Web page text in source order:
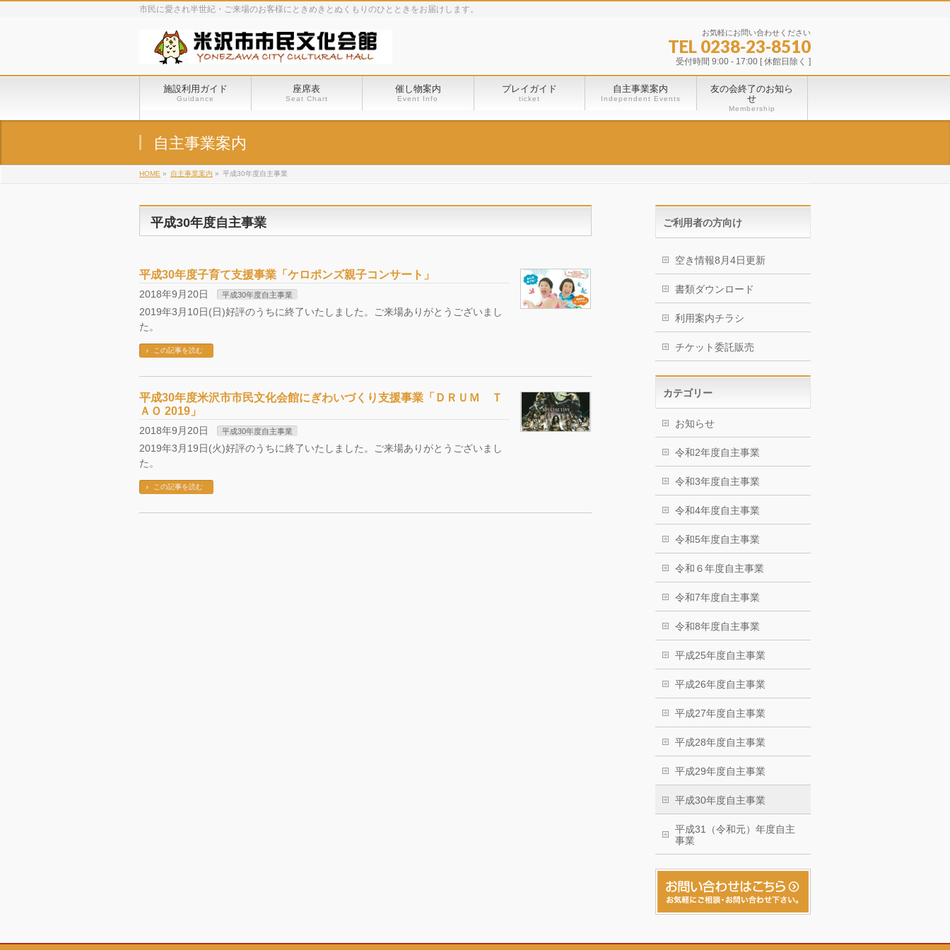
市民に愛され半世紀・ご来場のお客様にときめきとぬくもりのひとときをお届けします。
お気軽にお問い合わせください
TEL 0238-23-8510
受付時間 9:00 - 17:00 [ 休館日除く ]
施設利用ガイド
Guidance
座席表
Seat Chart
催し物案内
Event Info
プレイガイド
ticket
自主事業案内
Independent Events
友の会終了のお知ら
せ
Membership
自主事業案内
HOME » 自主事業案内 » 平成30年度自主事業
平成30年度自主事業
平成30年度子育て支援事業「ケロポンズ親子コンサート」
2018年9月20日 平成30年度自主事業
2019年3月10日(日)好評のうちに終了いたしました。ご来場ありがとうございまし
た。
この記事を読む
平成30年度米沢市市民文化会館にぎわいづくり支援事業「ＤＲＵＭ Ｔ
ＡＯ 2019」
2018年9月20日 平成30年度自主事業
2019年3月19日(火)好評のうちに終了いたしました。ご来場ありがとうございまし
た。
この記事を読む
ご利用者の方向け
空き情報8月4日更新
書類ダウンロード
利用案内チラシ
チケット委託販売
カテゴリー
お知らせ
令和2年度自主事業
令和3年度自主事業
令和4年度自主事業
令和5年度自主事業
令和６年度自主事業
令和7年度自主事業
令和8年度自主事業
平成25年度自主事業
平成26年度自主事業
平成27年度自主事業
平成28年度自主事業
平成29年度自主事業
平成30年度自主事業
平成31（令和元）年度自主
事業